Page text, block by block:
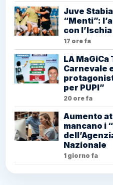
Juve
“Menti”:
con
17 ore fa
LA MaGiCa
Carnevale
per PUPI”
20 ore fa
Aumento
mancano i
Nazionale
1 giorno fa